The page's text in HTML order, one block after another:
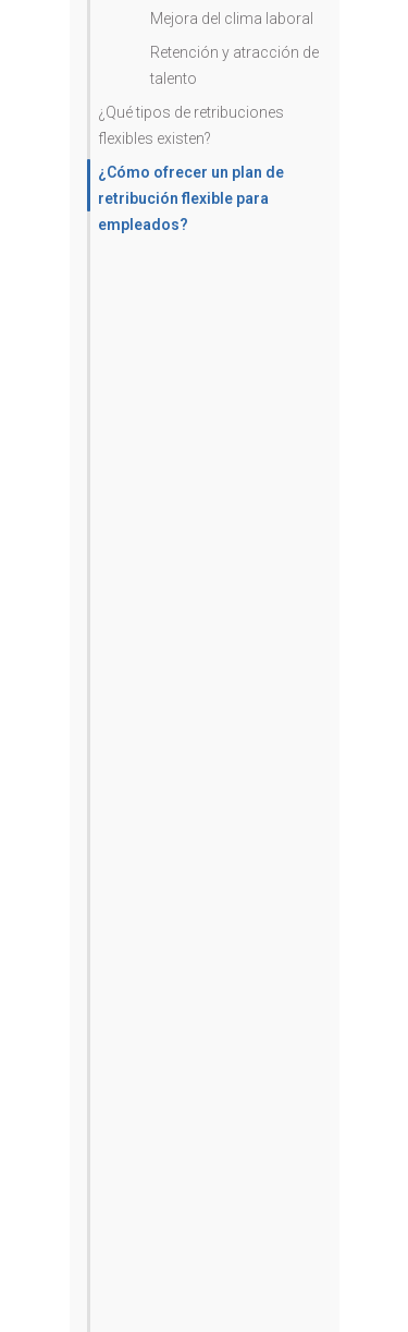
Mejora del clima laboral
Retención y atracción de
talento
¿Qué tipos de retribuciones
flexibles existen?
¿Cómo ofrecer un plan de
retribución flexible para
empleados?